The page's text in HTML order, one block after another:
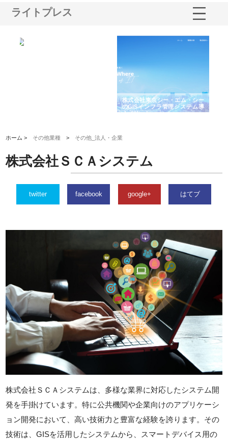
ライトプレス
株式会社東京シー・エム・シー
のGISインフラ管理システム導
入メリット
ホーム > その他業種 > その他_法人・企業
株式会社ＳＣＡシステム
twitter facebook google+ はてブ
株式会社ＳＣＡシステムは、多様な業界に対応したシステム開
発を手掛けています。特に公共機関や企業向けのアプリケーシ
ョン開発において、高い技術力と豊富な経験を誇ります。その
技術は、GISを活用したシステムから、スマートデバイス用の